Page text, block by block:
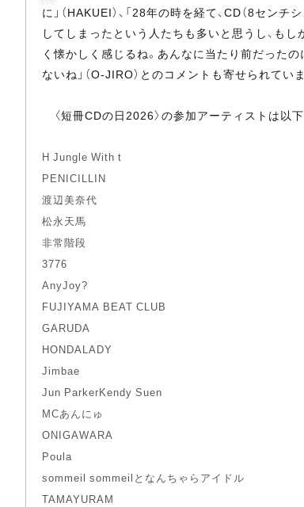
に」（HAKUEI）、「28年の時を経て、CD（8セ
してしまったという人たちも多いと思うし、も
く懐かしく感じるね。あんなに当たり前だった
ないね」（O-JIRO）とのコメントも寄せられていま
〈短冊CDの日2026〉の参加アーティストは以下
H Jungle With t
PENICILLIN
渡辺美奈代
松永天馬
非常階段
3776
AnyJoy?
FUJIYAMA BEAT CLUB
GARUDA
HONDALADY
Jimbae
Jun ParkerKendy Suen
MCあんにゅ
ONIGAWARA
Poula
sommeil sommeilとなんちゃらアイドル
TAMAYURAM